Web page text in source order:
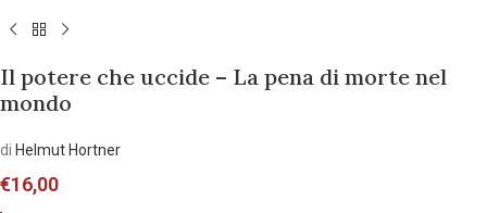
Il potere che uccide – La pena di morte nel
mondo
di Helmut Hortner
€16,00